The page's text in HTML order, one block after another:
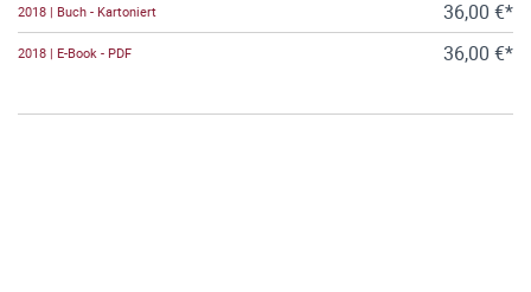
2018 | Buch - Kartoniert 36,00 €*
2018 | E-Book - PDF 36,00 €*